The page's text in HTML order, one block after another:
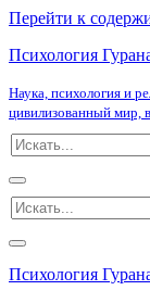
Перейти к
Психология
Наука, психология и
цивилизованный мир,
Искать...
Меню
навигации
Искать...
Меню
навигации
Психология